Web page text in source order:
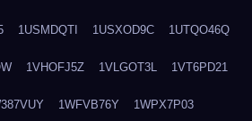
1USMDQTI 1USXOD9C 1UTQO46Q
1VHOFJ5Z 1VLGOT3L 1VT6PD21
1WFVB76Y 1WPX7P03